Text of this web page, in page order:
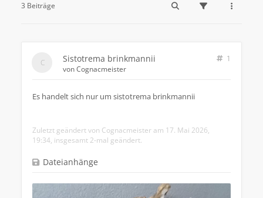
3 Beiträge
Sistotrema brinkmannii
1
vonCognacmeister
Es handelt sich nur um sistotrema brinkmannii
Zuletzt geändert von Cognacmeister am 17. Mai 2026,
19:34, insgesamt 2-mal geändert.
Dateianhänge